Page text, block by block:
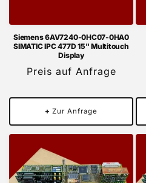
Siemens 6AV7240-0HC07-0HA0
SIMATIC IPC 477D 15" Multitouch
Display
Preis auf Anfrage
+ Zur Anfrage